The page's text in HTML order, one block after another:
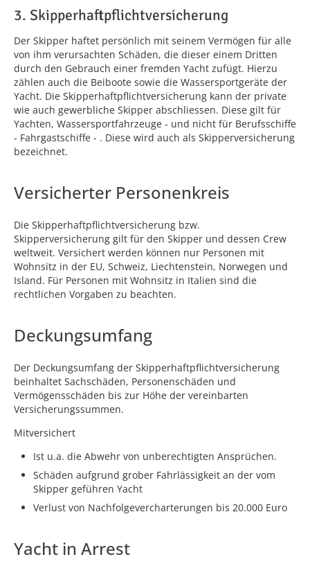
3. Skipperhaftpflichtversicherung
Der Skipper haftet persönlich mit seinem Vermögen für alle
von ihm verursachten Schäden, die dieser einem Dritten
durch den Gebrauch einer fremden Yacht zufügt. Hierzu
zählen auch die Beiboote sowie die Wassersportgeräte der
Yacht. Die Skipperhaftpflichtversicherung kann der private
wie auch gewerbliche Skipper abschliessen. Diese gilt für
Yachten, Wassersportfahrzeuge - und nicht für Berufsschiffe
- Fahrgastschiffe - . Diese wird auch als Skipperversicherung
bezeichnet.
Versicherter Personenkreis
Die Skipperhaftpflichtversicherung bzw.
Skipperversicherung gilt für den Skipper und dessen Crew
weltweit. Versichert werden können nur Personen mit
Wohnsitz in der EU, Schweiz, Liechtenstein, Norwegen und
Island. Für Personen mit Wohnsitz in Italien sind die
rechtlichen Vorgaben zu beachten.
Deckungsumfang
Der Deckungsumfang der Skipperhaftpflichtversicherung
beinhaltet Sachschäden, Personenschäden und
Vermögensschäden bis zur Höhe der vereinbarten
Versicherungssummen.
Mitversichert
Ist u.a. die Abwehr von unberechtigten Ansprüchen.
Schäden aufgrund grober Fahrlässigkeit an der vom
Skipper geführen Yacht
Verlust von Nachfolgevercharterungen bis 20.000 Euro
Yacht in Arrest